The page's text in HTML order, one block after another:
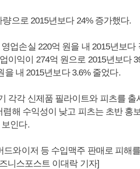
으로 2015년보다 24% 증가했다.
업손실 220억 원을 내 2015년보다
이익이 274억 원으로 2015년보다
내 2015년보다 3.6% 줄었다.
각각 신제품 필라이트와 피츠를 출
해 수익성이 낮고 피츠는 초반 홍
인다.
와이저 등 수입맥주 판매로 피해
니스포스트 이대락 기자]